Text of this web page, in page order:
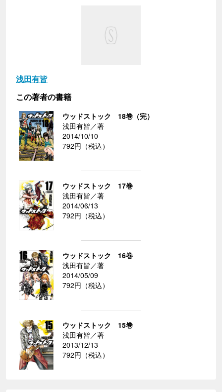
浅田有皆
この著者の書籍
ウッドストック 18巻（完）
浅田有皆／著
2014/10/10
792円（税込）
ウッドストック 17巻
浅田有皆／著
2014/06/13
792円（税込）
ウッドストック 16巻
浅田有皆／著
2014/05/09
792円（税込）
ウッドストック 15巻
浅田有皆／著
2013/12/13
792円（税込）